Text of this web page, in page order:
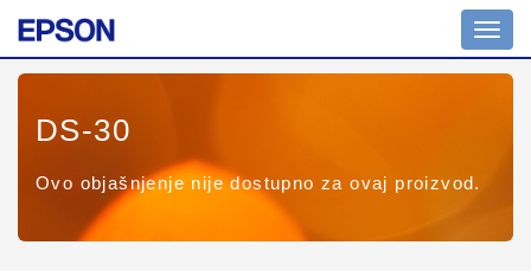
DS-30
Ovo objašnjenje nije dostupno za ovaj proizvod.